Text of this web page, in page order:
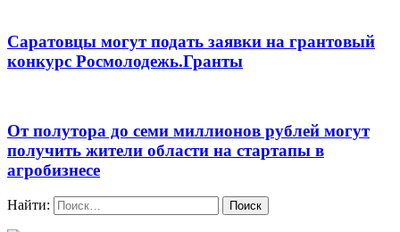
Саратовцы могут подать заявки на грантовый
конкурс Росмолодежь.Гранты
От полутора до семи миллионов рублей могут
получить жители области на стартапы в
агробизнесе
Найти: